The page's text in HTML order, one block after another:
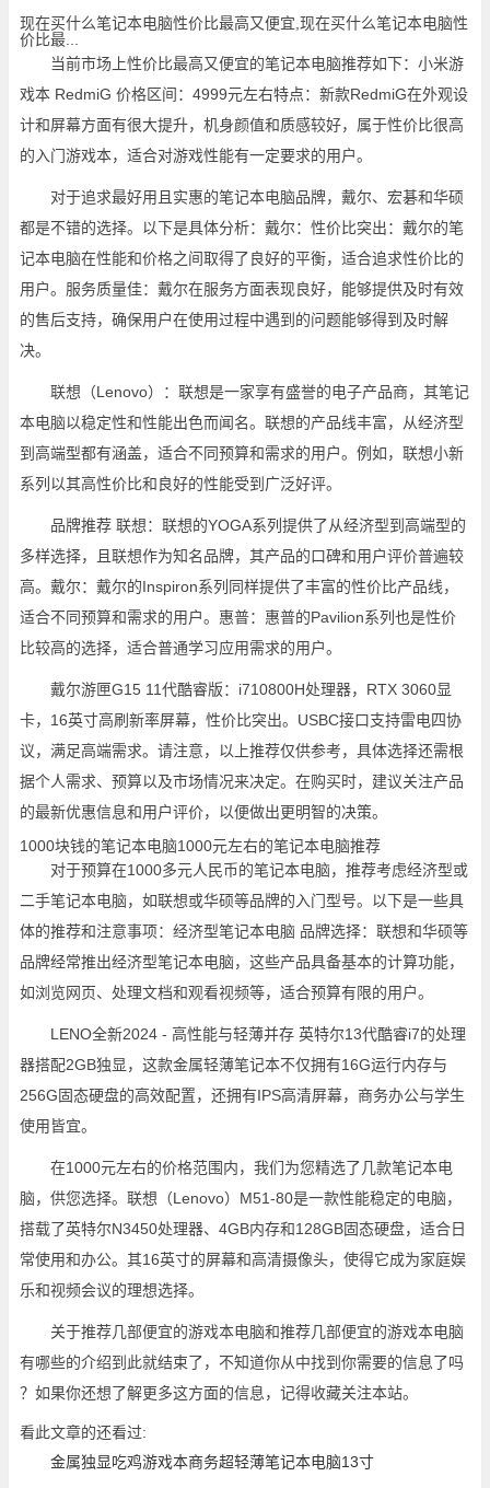
现在买什么笔记本电脑性价比最高又便宜,现在买什么笔记本电脑性
价比最...
当前市场上性价比最高又便宜的笔记本电脑推荐如下：小米游
戏本 RedmiG 价格区间：4999元左右特点：新款RedmiG在外观设
计和屏幕方面有很大提升，机身颜值和质感较好，属于性价比很高
的入门游戏本，适合对游戏性能有一定要求的用户。
对于追求最好用且实惠的笔记本电脑品牌，戴尔、宏碁和华硕
都是不错的选择。以下是具体分析：戴尔：性价比突出：戴尔的笔
记本电脑在性能和价格之间取得了良好的平衡，适合追求性价比的
用户。服务质量佳：戴尔在服务方面表现良好，能够提供及时有效
的售后支持，确保用户在使用过程中遇到的问题能够得到及时解
决。
联想（Lenovo）：联想是一家享有盛誉的电子产品商，其笔记
本电脑以稳定性和性能出色而闻名。联想的产品线丰富，从经济型
到高端型都有涵盖，适合不同预算和需求的用户。例如，联想小新
系列以其高性价比和良好的性能受到广泛好评。
品牌推荐 联想：联想的YOGA系列提供了从经济型到高端型的
多样选择，且联想作为知名品牌，其产品的口碑和用户评价普遍较
高。戴尔：戴尔的Inspiron系列同样提供了丰富的性价比产品线，
适合不同预算和需求的用户。惠普：惠普的Pavilion系列也是性价
比较高的选择，适合普通学习应用需求的用户。
戴尔游匣G15 11代酷睿版：i710800H处理器，RTX 3060显
卡，16英寸高刷新率屏幕，性价比突出。USBC接口支持雷电四协
议，满足高端需求。请注意，以上推荐仅供参考，具体选择还需根
据个人需求、预算以及市场情况来决定。在购买时，建议关注产品
的最新优惠信息和用户评价，以便做出更明智的决策。
1000块钱的笔记本电脑1000元左右的笔记本电脑推荐
对于预算在1000多元人民币的笔记本电脑，推荐考虑经济型或
二手笔记本电脑，如联想或华硕等品牌的入门型号。以下是一些具
体的推荐和注意事项：经济型笔记本电脑 品牌选择：联想和华硕等
品牌经常推出经济型笔记本电脑，这些产品具备基本的计算功能，
如浏览网页、处理文档和观看视频等，适合预算有限的用户。
LENO全新2024 - 高性能与轻薄并存 英特尔13代酷睿i7的处理
器搭配2GB独显，这款金属轻薄笔记本不仅拥有16G运行内存与
256G固态硬盘的高效配置，还拥有IPS高清屏幕，商务办公与学生
使用皆宜。
在1000元左右的价格范围内，我们为您精选了几款笔记本电
脑，供您选择。联想（Lenovo）M51-80是一款性能稳定的电脑，
搭载了英特尔N3450处理器、4GB内存和128GB固态硬盘，适合日
常使用和办公。其16英寸的屏幕和高清摄像头，使得它成为家庭娱
乐和视频会议的理想选择。
关于推荐几部便宜的游戏本电脑和推荐几部便宜的游戏本电脑
有哪些的介绍到此就结束了，不知道你从中找到你需要的信息了吗
？如果你还想了解更多这方面的信息，记得收藏关注本站。
看此文章的还看过:
金属独显吃鸡游戏本商务超轻薄笔记本电脑13寸